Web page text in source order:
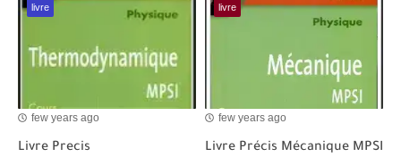
livre
few years ago
Livre Precis
livre
few years ago
Livre Précis Mécanique MPSI